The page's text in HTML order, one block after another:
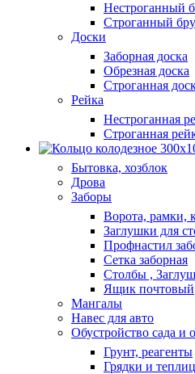
Нестроганный
Строганный
Доски
Заборная доска
Обрезная доска
Строганная
Рейка
Нестроганная
Строганная
Бытовка, хозблок
Дрова
Заборы
Ворота, рамки,
Заглушки для
Профнастил
Сетка заборная
Столбы ,
Ящик почтовый
Мангалы
Навес для авто
Обустройство сада и
Грунт, реагенты
Грядки и